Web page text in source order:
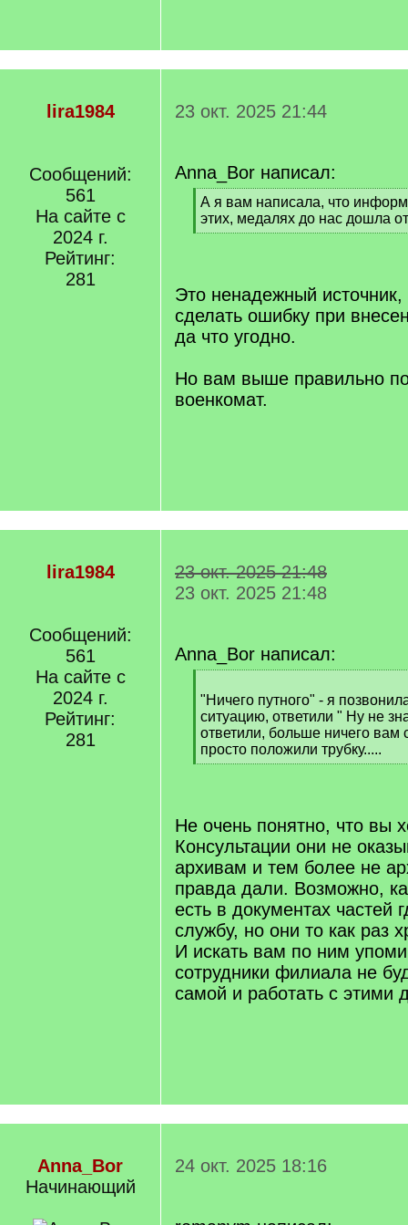
lira1984
Сообщений:
561
На сайте с
2024 г.
Рейтинг:
281
23 окт. 2025 21:44
Anna_Bor написал:
[
q
]
А я вам написала, что
этих, медалях до нас дошла
[
Это ненадежный
сделать ошибку при
да что угодно.
Но вам выше правильно
военкомат.
lira1984
Сообщений:
561
На сайте с
2024 г.
Рейтинг:
281
23 окт. 2025 21:48
23 окт. 2025 21:48
Anna_Bor написал:
q
]
"Ничего путного" - я
ситуацию, ответили " Ну не
ответили, больше ничего вам
просто положили трубку.....
[
Не очень понятно, что вы
Консультации они не
архивам и тем более не
правда дали. Возможно,
есть в документах частей
службу, но они то как раз
И искать вам по ним
сотрудники филиала не
самой и работать с этими
Anna_Bor
Начинающий
24 окт. 2025 18:16